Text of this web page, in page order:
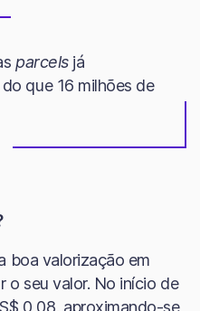
parcels já
que 16 milhões de
boa valorização em
o seu valor. No início de
0,08, aproximando-se